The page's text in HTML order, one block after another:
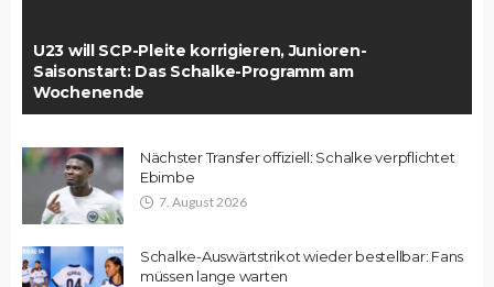
U23 will SCP-Pleite korrigieren, Junioren-
Saisonstart: Das Schalke-Programm am
Wochenende
Nächster Transfer offiziell: Schalke verpflichtet
Ebimbe
7. August 2026
Schalke-Auswärtstrikot wieder bestellbar: Fans
müssen lange warten